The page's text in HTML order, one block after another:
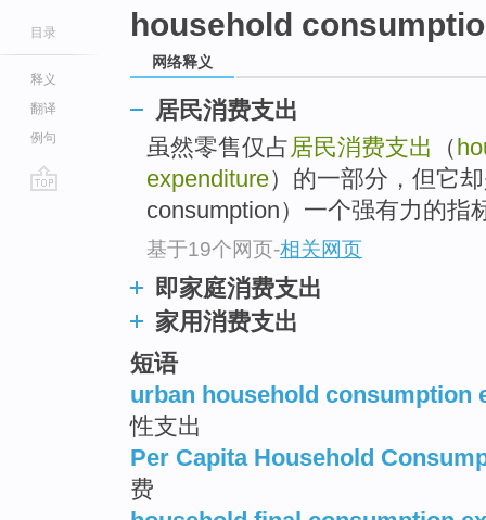
目录
释义
翻译
例句
household
网络释义
居民消费支出
虽然零售仅占居民消费支出 （
expenditure）的一部分，但它
consumption）一个强有力的指
基于19个网页-相关网页
即家庭消费支出
家用消费支出
短语
urban household consumption
性支出
Per Capita Household
费